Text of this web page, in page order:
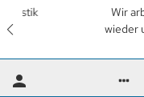
Wir arbeiten mit
wieder unsere